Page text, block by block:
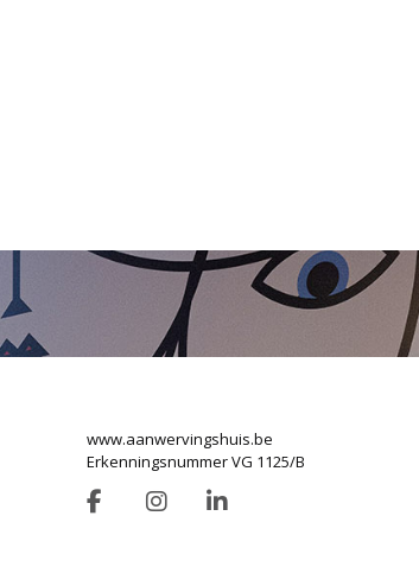
www.aanwervingshuis.be
Erkenningsnummer VG 1125/B